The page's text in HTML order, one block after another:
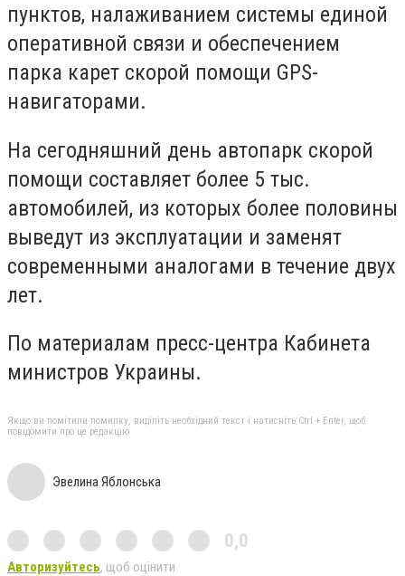
пунктов, налаживанием системы единой
оперативной связи и обеспечением
парка карет скорой помощи GPS-
навигаторами.
На сегодняшний день автопарк скорой
помощи составляет более 5 тыс.
автомобилей, из которых более половины
выведут из эксплуатации и заменят
современными аналогами в течение двух
лет.
По материалам пресс-центра Кабинета
министров Украины.
Якщо ви помітили помилку, виділіть необхідний текст і натисніть Ctrl + Enter, щоб
повідомити про це редакцію
Эвелина Яблонська
0,0
Авторизуйтесь, щоб оцінити